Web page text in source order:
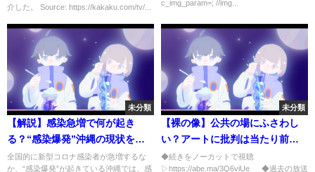
ビ）
介した。 Source: https://kakaku.com/tv/...
c_img_param=; //img...
未分類
【解説】感染急増で何が起き
る？“感染爆発”沖縄の現状を分
析 「マスクの新たな使い方」も
全国的に新型コロナ感染者が急増するな
か、“感染爆発”が起きている沖縄では、感
未分類
【裸の像】公共の場にふさわし
い？アートに批判は当たり前？
裸婦像の撤去ケースで考える
◆続きをノーカットで視聴
▷https://abe.ma/3Q6viUe ◆過去の放送